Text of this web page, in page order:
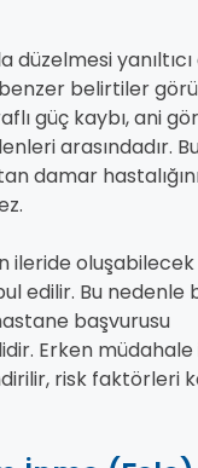
düzelmesi
belirtiler
güç kaybı, ani
arasındadır.
damar
ileride oluşabilecek
edilir. Bu nedenle
başvurusu
Erken
risk faktörleri